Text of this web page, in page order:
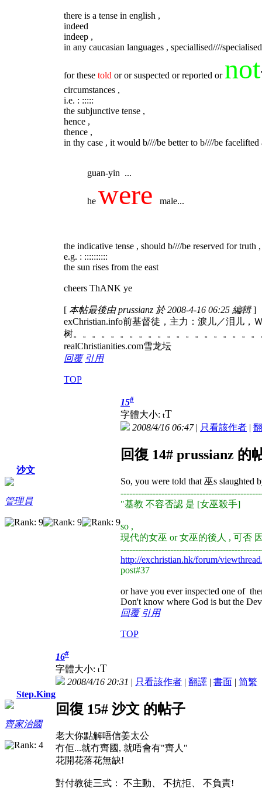
there is a tense in english ,
indeed
indeep ,
in any caucasian languages , speciallised////
for these told or or suspected or reported or not
circumstances ,
i.e. : :::::
the subjunctive tense ,
hence ,
thence ,
in thy case , it would b////be better to b////be facelifted
guan-yin ...
he were male...
the indicative tense , should b////be reserved for truth
e.g. : ::::::::::
the sun rises from the east
cheers ThANK ye
[ 本帖最後由 prussianz 於 2008-4-16 06:25 編輯]
exChristian.info前基督徒，主力：淚儿／泪儿，
树。。。。。。。。。。。。。。。。。。。
realChristianities.com雪龙坛
回覆 引用
TOP
沙文
管理員
15#
字體大小: tT
2008/4/16 06:47| 只看該作者 |
回復 14# prussianz 的
So, you were told that 巫s slaughted
"基教 不容否認 是 [女巫殺手]
so ,
現代的女巫 or 女巫的後人 , 可否
http://exchristian.hk/forum/
post#37
or have you ever inspected one of
Don't know where God is but the
回覆 引用
TOP
Step.King
齊家治國
16#
字體大小: tT
2008/4/16 20:31 | 只看該作者 | 翻譯 | 書面 | 简繁
回復 15# 沙文 的帖子
老大你點解唔信姜太公
冇佢...就冇齊國, 就唔會有"齊人"
花開花落花無缺!
對付教徒三式： 不主動、 不抗拒、 不負責!